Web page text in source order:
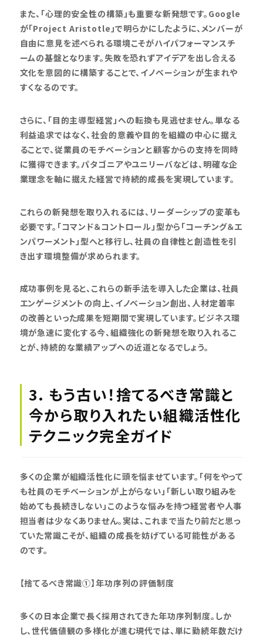
また、「心理的安全性の構築」も重要な新発想です。Google
が「Project Aristotle」で明らかにしたように、メンバーが
自由に意見を述べられる環境こそがハイパフォーマンスチ
ームの基盤となります。失敗を恐れずアイデアを出し合える
文化を意図的に構築することで、イノベーションが生まれや
すくなるのです。
さらに、「目的主導型経営」への転換も見逃せません。単なる
利益追求ではなく、社会的意義や目的を組織の中心に据え
ることで、従業員のモチベーションと顧客からの支持を同時
に獲得できます。パタゴニアやユニリーバなどは、明確な企
業理念を軸に据えた経営で持続的成長を実現しています。
これらの新発想を取り入れるには、リーダーシップの変革も
必要です。「コマンド＆コントロール」型から「コーチング＆エ
ンパワーメント」型へと移行し、社員の自律性と創造性を引
き出す環境整備が求められます。
成功事例を見ると、これらの新手法を導入した企業は、社員
エンゲージメントの向上、イノベーション創出、人材定着率
の改善といった成果を短期間で実現しています。ビジネス環
境が急速に変化する今、組織強化の新発想を取り入れるこ
とが、持続的な業績アップへの近道となるでしょう。
3. もう古い！捨てるべき常識と
今から取り入れたい組織活性化
テクニック完全ガイド
多くの企業が組織活性化に頭を悩ませています。「何をやって
も社員のモチベーションが上がらない」「新しい取り組みを
始めても長続きしない」このような悩みを持つ経営者や人事
担当者は少なくありません。実は、これまで当たり前だと思っ
ていた常識こそが、組織の成長を妨げている可能性がある
のです。
【捨てるべき常識①】年功序列の評価制度
多くの日本企業で長く採用されてきた年功序列制度。しか
し、世代価値観の多様化が進む現代では、単に勤続年数だけ